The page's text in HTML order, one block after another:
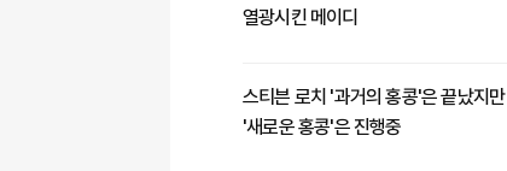
열광시킨 메이디
스티븐 로치 '과거의 홍콩'은 끝났지만
'새로운 홍콩'은 진행중